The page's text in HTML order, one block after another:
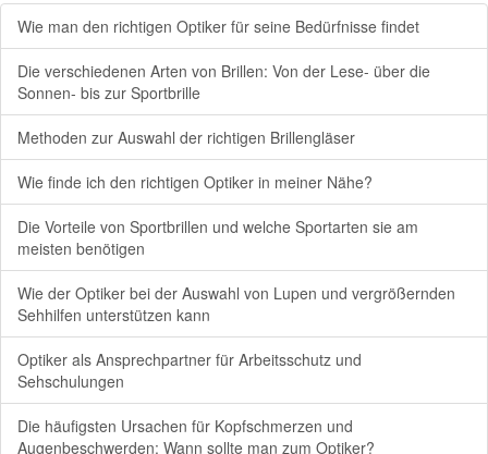
Wie man den richtigen Optiker für seine Bedürfnisse findet
Die verschiedenen Arten von Brillen: Von der Lese- über die
Sonnen- bis zur Sportbrille
Methoden zur Auswahl der richtigen Brillengläser
Wie finde ich den richtigen Optiker in meiner Nähe?
Die Vorteile von Sportbrillen und welche Sportarten sie am
meisten benötigen
Wie der Optiker bei der Auswahl von Lupen und vergrößernden
Sehhilfen unterstützen kann
Optiker als Ansprechpartner für Arbeitsschutz und
Sehschulungen
Die häufigsten Ursachen für Kopfschmerzen und
Augenbeschwerden: Wann sollte man zum Optiker?